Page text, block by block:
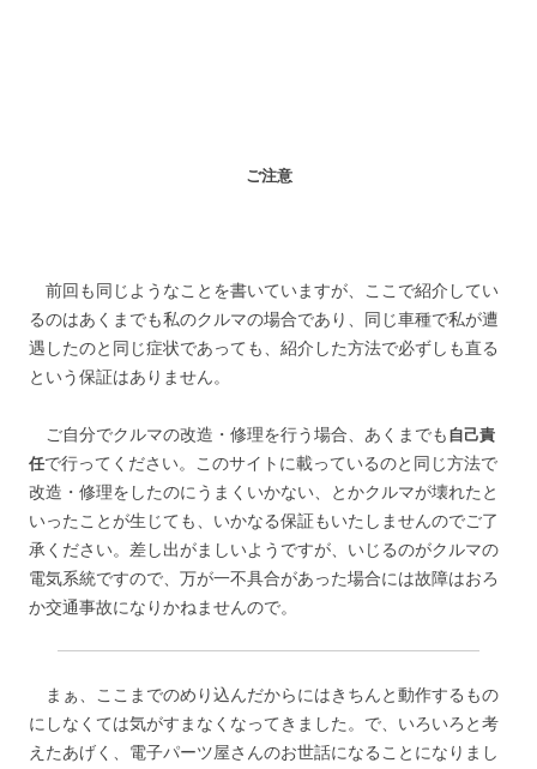
ご注意
前回も同じようなことを書いていますが、ここで紹介してい
るのはあくまでも私のクルマの場合であり、同じ車種で私が遭
遇したのと同じ症状であっても、紹介した方法で必ずしも直る
という保証はありません。
ご自分でクルマの改造・修理を行う場合、あくまでも 自己責
任で行ってください。このサイトに載っているのと同じ方法で
改造・修理をしたのにうまくいかない、とかクルマが壊れたと
いったことが生じても、いかなる保証もいたしませんのでご了
承ください。差し出がましいようですが、いじるのがクルマの
電気系統ですので、万が一不具合があった場合には故障はおろ
か交通事故になりかねませんので。
まぁ、ここまでのめり込んだからにはきちんと動作するもの
にしなくては気がすまなくなってきました。で、いろいろと考
えたあげく、電子パーツ屋さんのお世話になることになりまし